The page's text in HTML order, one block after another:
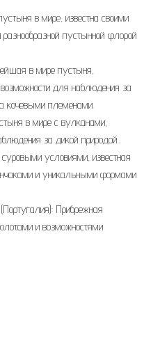
в мире, известна своими
пустынной флорой
в мире пустыня,
для наблюдения за
кочевыми племенами.
в мире с вулканами,
за дикой природой.
условиями, известная
и уникальными формами
Прибрежная
и возможностями